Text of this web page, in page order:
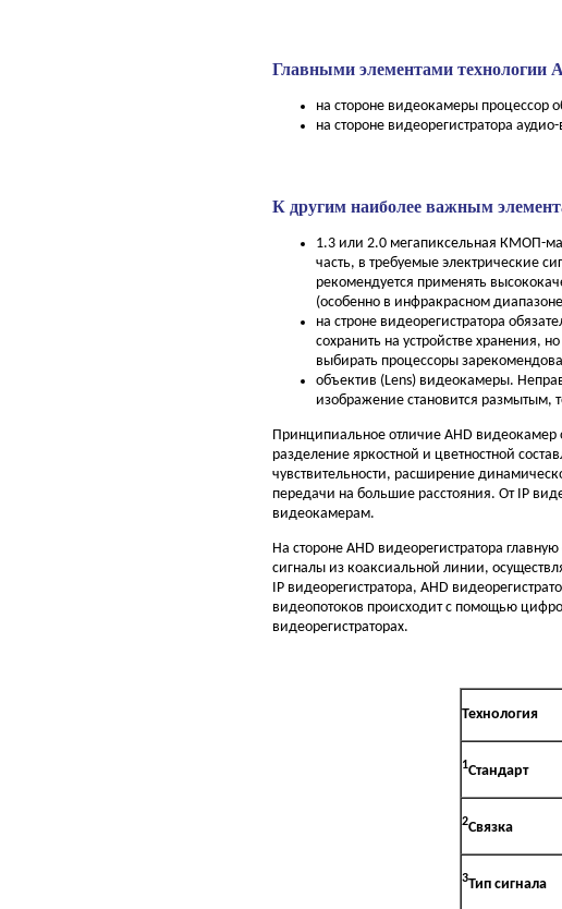
Главными элементами технологии
на стороне видеокамеры процессор
на стороне видеорегистратора
К другим наиболее важным
1.3 или 2.0 мегапиксельная КМОП-
часть, в требуемые электрические
рекомендуется применять
(особенно в инфракрасном
на строне видеорегистратора
сохранить на устройстве хранения,
выбирать процессоры
объектив (Lens) видеокамеры.
изображение становится размытым,
Принципиальное отличие AHD видеокамер
разделение яркостной и цветностной
чувствительности, расширение
передачи на большие расстояния. От IP
видеокамерам.
На стороне AHD видеорегистратора
сигналы из коаксиальной линии,
IP видеорегистратора, AHD
видеопотоков происходит с помощью
видеорегистраторах.
Технология
1Стандарт
2Связка
3Тип сигнала